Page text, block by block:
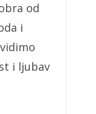
od
i
i ljubav